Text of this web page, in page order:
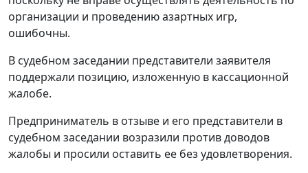
организации и проведению азартных игр,
ошибочны.
В судебном заседании представители заявителя
поддержали позицию, изложенную в кассационной
жалобе.
Предприниматель в отзыве и его представители в
судебном заседании возразили против доводов
жалобы и просили оставить ее без удовлетворения.